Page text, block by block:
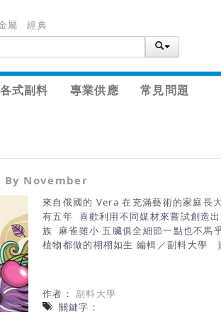
屬 經典
各式副料 專業供應 常見問題
By November
來自俄國的 Vera 在充滿藝術的家庭長
有五年 喜歡利用不同媒材來嘗試創造
族 麻雀雖小 五臟俱全細節一點也不馬
植物都做的栩栩如生 編輯／副料大學
作者：副料大學
關鍵字：